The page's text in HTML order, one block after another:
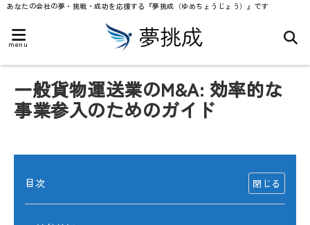
あなたの会社の夢・挑戦・成功を応援する『夢挑成（ゆめちょうじょう）』です
menu
一般貨物運送業のM&A: 効率的な
事業参入のためのガイド
目次